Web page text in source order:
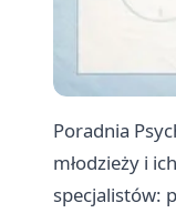
Poradnia
młodzieży i
specjalistów: